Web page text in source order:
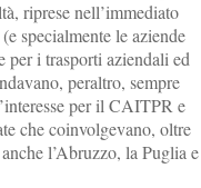
riprese nell’immediato
specialmente le aziende
per i trasporti aziendali ed
peraltro, sempre
per il CAITPR e
che coinvolgevano, oltre
l’Abruzzo, la Puglia e